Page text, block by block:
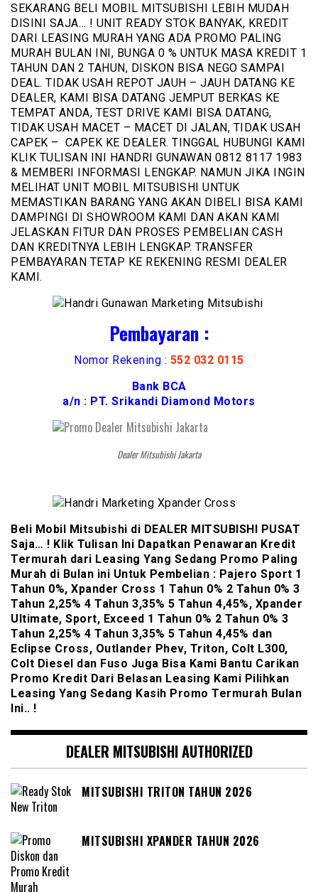
SEKARANG BELI MOBIL MITSUBISHI LEBIH MUDAH
DISINI SAJA… ! UNIT READY STOK BANYAK, KREDIT
DARI LEASING MURAH YANG ADA PROMO PALING
MURAH BULAN INI, BUNGA 0 % UNTUK MASA KREDIT 1
TAHUN DAN 2 TAHUN, DISKON BISA NEGO SAMPAI
DEAL. TIDAK USAH REPOT JAUH – JAUH DATANG KE
DEALER, KAMI BISA DATANG JEMPUT BERKAS KE
TEMPAT ANDA, TEST DRIVE KAMI BISA DATANG,
TIDAK USAH MACET – MACET DI JALAN, TIDAK USAH
CAPEK – CAPEK KE DEALER. TINGGAL HUBUNGI KAMI
KLIK TULISAN INI HANDRI GUNAWAN 0812 8117 1983
& MEMBERI INFORMASI LENGKAP. NAMUN JIKA INGIN
MELIHAT UNIT MOBIL MITSUBISHI UNTUK
MEMASTIKAN BARANG YANG AKAN DIBELI BISA KAMI
DAMPINGI DI SHOWROOM KAMI DAN AKAN KAMI
JELASKAN FITUR DAN PROSES PEMBELIAN CASH
DAN KREDITNYA LEBIH LENGKAP. TRANSFER
PEMBAYARAN TETAP KE REKENING RESMI DEALER
KAMI.
Pembayaran :
Nomor Rekening : 552 032 0115
Bank BCA
a/n : PT. Srikandi Diamond Motors
Dealer Mitsubishi Jakarta
Beli Mobil Mitsubishi di DEALER MITSUBISHI PUSAT
Saja… ! Klik Tulisan Ini Dapatkan Penawaran Kredit
Termurah dari Leasing Yang Sedang Promo Paling
Murah di Bulan ini Untuk Pembelian : Pajero Sport 1
Tahun 0%, Xpander Cross 1 Tahun 0% 2 Tahun 0% 3
Tahun 2,25% 4 Tahun 3,35% 5 Tahun 4,45%, Xpander
Ultimate, Sport, Exceed 1 Tahun 0% 2 Tahun 0% 3
Tahun 2,25% 4 Tahun 3,35% 5 Tahun 4,45% dan
Eclipse Cross, Outlander Phev, Triton, Colt L300,
Colt Diesel dan Fuso Juga Bisa Kami Bantu Carikan
Promo Kredit Dari Belasan Leasing Kami Pilihkan
Leasing Yang Sedang Kasih Promo Termurah Bulan
Ini.. !
DEALER MITSUBISHI AUTHORIZED
MITSUBISHI TRITON TAHUN 2026
MITSUBISHI XPANDER TAHUN 2026